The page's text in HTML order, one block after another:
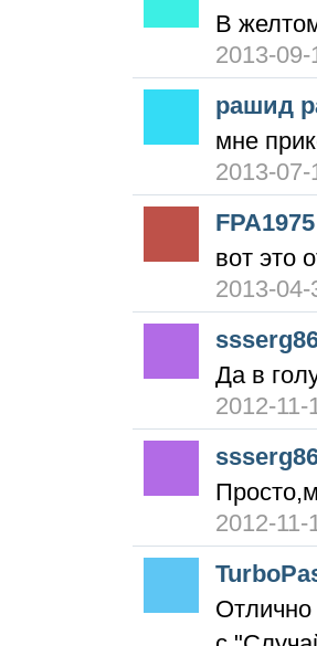
В
2013-
рашид
мне
2013-
FPA1975
вот это
2013-
Да в
2012-11-
2012-11-